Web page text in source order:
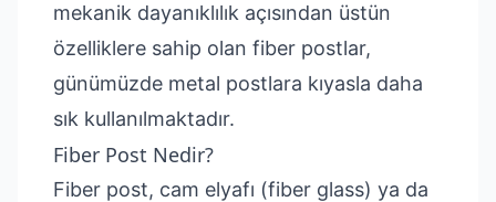
mekanik dayanıklılık açısından üstün
özelliklere sahip olan fiber postlar,
günümüzde metal postlara kıyasla daha
sık kullanılmaktadır.
Fiber Post Nedir?
Fiber post, cam elyafı (fiber glass) ya da